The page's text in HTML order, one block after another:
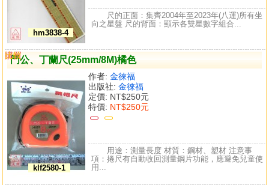
hm3838-4
尺的正面：集齊2004年至2023年(八運)所有坐
向之星盤 尺的背面：顯示各雙星數字組合...
門公、丁蘭尺(25mm/8M)橘色
klf2580-1
作者: 金徠福
出版社: 金徠福
定價: NT$250元
特價: NT$250元
購買
比較
用途：測量長度 材質：鋼材、塑材 注意事
項：捲尺有自動收回測量鋼片功能，應避免兒童使
用...